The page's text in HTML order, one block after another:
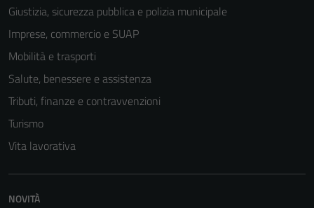
Giustizia, sicurezza pubblica e polizia municipale
Imprese, commercio e SUAP
Mobilità e trasporti
Salute, benessere e assistenza
Tributi, finanze e contravvenzioni
Turismo
Vita lavorativa
NOVITÀ